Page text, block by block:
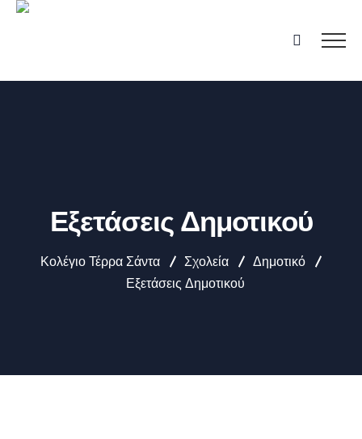
Εξετάσεις Δημοτικού
Κολέγιο Τέρρα Σάντα Σχολεία
Δημοτικό
Εξετάσεις Δημοτικού